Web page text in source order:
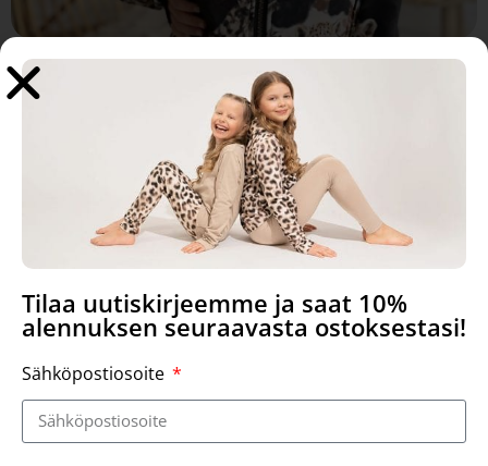
If I could say it in words there
would be no reason to paint."
Tutustu Hanna-Marian taiteeseen.
Tilaa uutiskirjeemme ja saat 10%
alennuksen seuraavasta ostoksestasi!
Sähköpostiosoite